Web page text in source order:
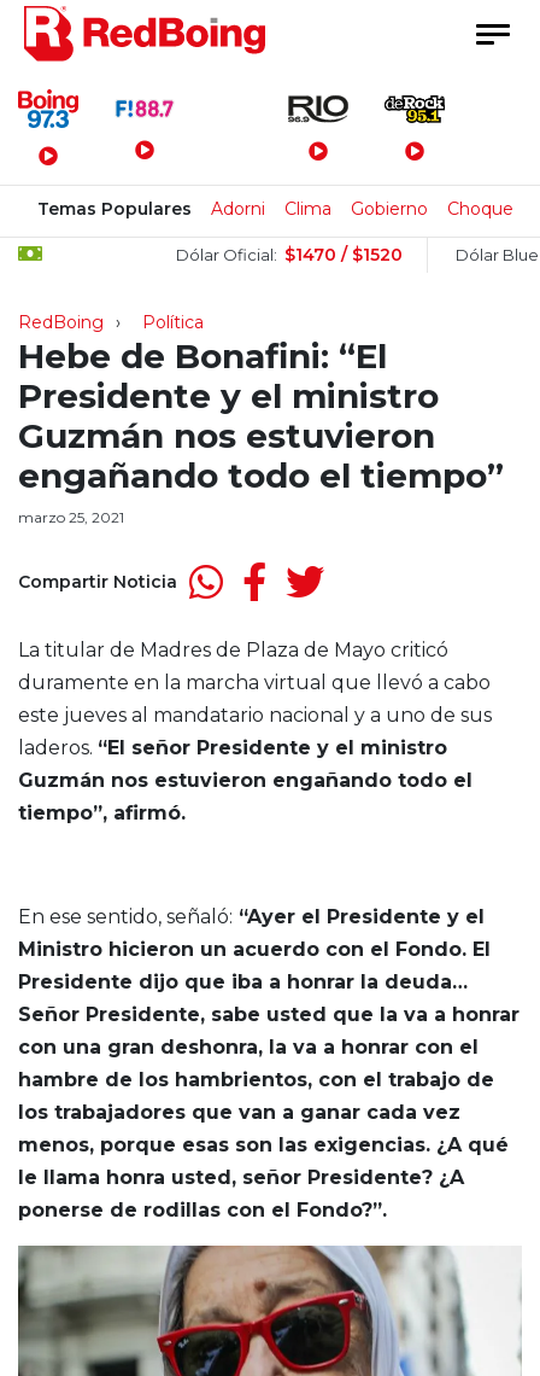
Menú Principal
Temas Populares Adorni Clima Gobierno Choque
Dólar Oficial: $1470 / $1520 Dólar Blue:
RedBoing Política
Hebe de Bonafini: “El
Presidente y el ministro
Guzmán nos estuvieron
engañando todo el tiempo”
marzo 25, 2021
Compartir Noticia
La titular de Madres de Plaza de Mayo criticó
duramente en la marcha virtual que llevó a cabo
este jueves al mandatario nacional y a uno de sus
laderos. “El señor Presidente y el ministro
Guzmán nos estuvieron engañando todo el
tiempo”, afirmó.
En ese sentido, señaló: “Ayer el Presidente y el
Ministro hicieron un acuerdo con el Fondo. El
Presidente dijo que iba a honrar la deuda…
Señor Presidente, sabe usted que la va a honrar
con una gran deshonra, la va a honrar con el
hambre de los hambrientos, con el trabajo de
los trabajadores que van a ganar cada vez
menos, porque esas son las exigencias. ¿A qué
le llama honra usted, señor Presidente? ¿A
ponerse de rodillas con el Fondo?”.